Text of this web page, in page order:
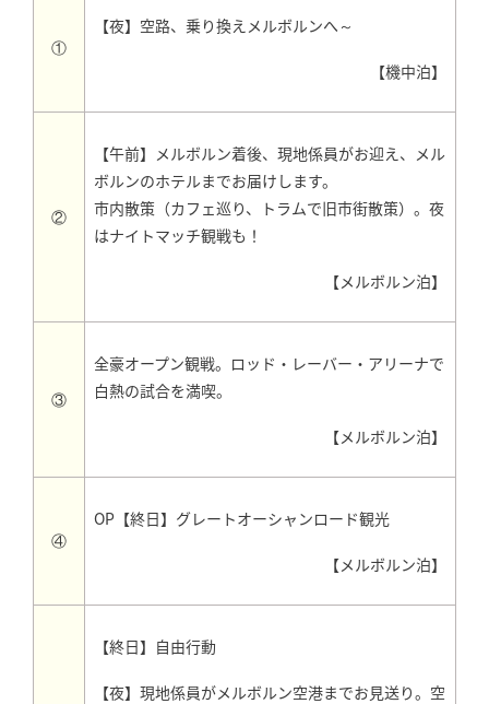
①
【夜】空路、乗り換えメルボルンへ～
【機中泊】
②
【午前】メルボルン着後、現地係員がお迎え、メル
ボルンのホテルまでお届けします。
市内散策（カフェ巡り、トラムで旧市街散策）。夜
はナイトマッチ観戦も！
【メルボルン泊】
③
全豪オープン観戦。ロッド・レーバー・アリーナで
白熱の試合を満喫。
【メルボルン泊】
④
OP【終日】グレートオーシャンロード観光
【メルボルン泊】
【終日】自由行動
【夜】現地係員がメルボルン空港までお見送り。空